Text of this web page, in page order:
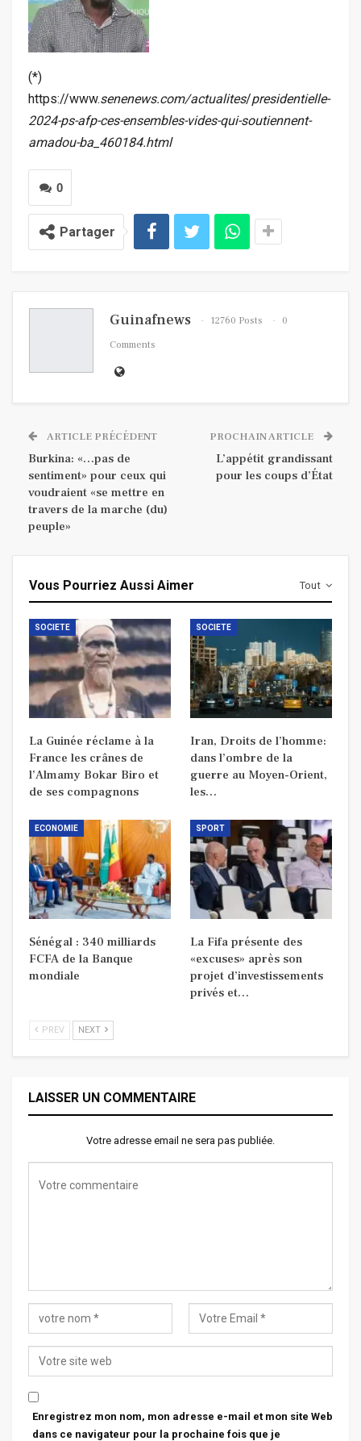
(*)
https://www.senenews.com/actualites/presidentielle-
2024-ps-afp-ces-ensembles-vides-qui-soutiennent-
amadou-ba_460184.html
0
Partager
Guinafnews 12760 Posts
0
Comments
ARTICLE PRÉCÉDENT
Burkina: «…pas de
sentiment» pour ceux qui
voudraient «se mettre en
travers de la marche (du)
peuple»
PROCHAIN ARTICLE
L’appétit grandissant
pour les coups d’État
Tout
Vous Pourriez Aussi Aimer
SOCIETE
La Guinée réclame à la
France les crânes de
l’Almamy Bokar Biro et
de ses compagnons
SOCIETE
Iran, Droits de l’homme:
dans l’ombre de la
guerre au Moyen-Orient,
les…
ECONOMIE
Sénégal : 340 milliards
FCFA de la Banque
mondiale
SPORT
La Fifa présente des
«excuses» après son
projet d’investissements
privés et…
PREV NEXT
LAISSER UN COMMENTAIRE
Votre adresse email ne sera pas publiée.
Enregistrez mon nom, mon adresse e-mail et mon site Web
dans ce navigateur pour la prochaine fois que je